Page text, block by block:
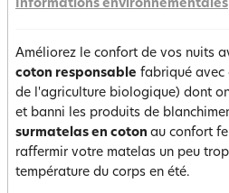
Informations environnementales
Améliorez le confort de vos nuits
coton responsable fabriqué avec
de l'agriculture biologique) dont
et banni les produits de
surmatelas en coton au confort
raffermir votre matelas un peu
température du corps en été.